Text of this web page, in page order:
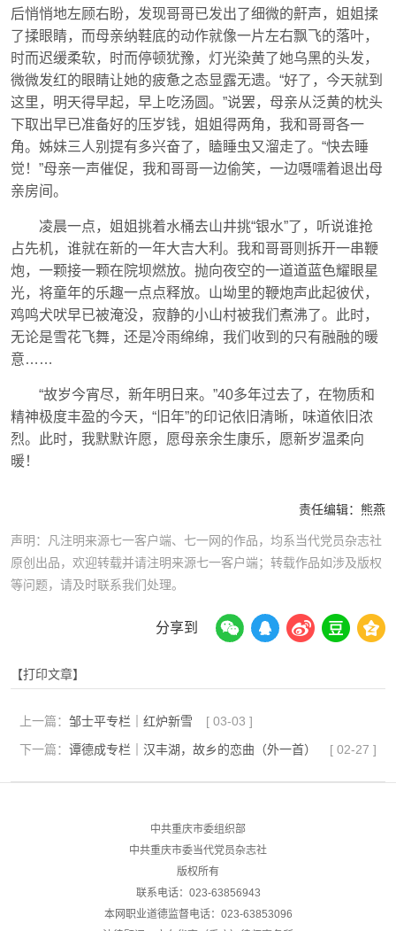
后悄悄地左顾右盼，发现哥哥已发出了细微的鼾声，姐姐揉
了揉眼睛，而母亲纳鞋底的动作就像一片左右飘飞的落叶，
时而迟缓柔软，时而停顿犹豫，灯光染黄了她乌黑的头发，
微微发红的眼睛让她的疲惫之态显露无遗。“好了，今天就到
这里，明天得早起，早上吃汤圆。”说罢，母亲从泛黄的枕头
下取出早已准备好的压岁钱，姐姐得两角，我和哥哥各一
角。姊妹三人别提有多兴奋了，瞌睡虫又溜走了。“快去睡
觉！”母亲一声催促，我和哥哥一边偷笑，一边嗫嚅着退出母
亲房间。
凌晨一点，姐姐挑着水桶去山井挑“银水”了，听说谁抢
占先机，谁就在新的一年大吉大利。我和哥哥则拆开一串鞭
炮，一颗接一颗在院坝燃放。抛向夜空的一道道蓝色耀眼星
光，将童年的乐趣一点点释放。山坳里的鞭炮声此起彼伏，
鸡鸣犬吠早已被淹没，寂静的小山村被我们煮沸了。此时，
无论是雪花飞舞，还是冷雨绵绵，我们收到的只有融融的暖
意……
“故岁今宵尽，新年明日来。”40多年过去了，在物质和
精神极度丰盈的今天，“旧年”的印记依旧清晰，味道依旧浓
烈。此时，我默默许愿，愿母亲余生康乐，愿新岁温柔向
暖！
责任编辑： 熊燕
声明：凡注明来源七一客户端、七一网的作品，均系当代党员杂志社
原创出品，欢迎转载并请注明来源七一客户端；转载作品如涉及版权
等问题，请及时联系我们处理。
分享到
【打印文章】
上一篇： 邹士平专栏｜红炉新雪 [ 03-03 ]
下一篇： 谭德成专栏｜汉丰湖，故乡的恋曲（外一首） [ 02-27 ]
中共重庆市委组织部
中共重庆市委当代党员杂志社
版权所有
联系电话：023-63856943
本网职业道德监督电话：023-63853096